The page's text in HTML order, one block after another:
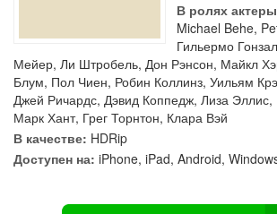
В ролях
Michael Behe,
Гильермо
Мейер, Ли Штробель, Дон Рэнсон, Майкл
Блум, Пол Чиен, Робин Коллинз, Уильям
Джей Ричардс, Дэвид Коппедж, Лиза Эллис,
Марк Хант, Грег Торнтон, Клара Вэй
В качестве: HDRip
Доступен на: iPhone, iPad, Android,